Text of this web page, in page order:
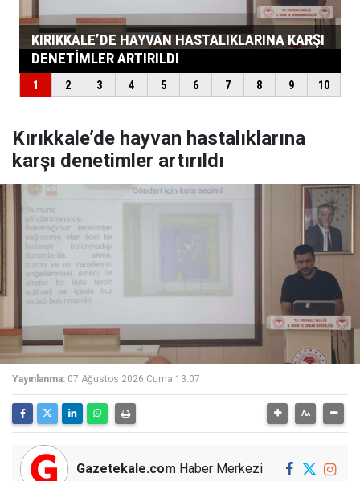
Kırıkkale’de hayvan hastalıklarına
karşı denetimler artırıldı
Yayınlanma: 07 Ağustos 2026 Cuma 13:07
Gazetekale.com Haber Merkezi